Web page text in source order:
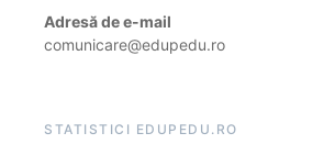
Adresă de e-mail
comunicare@edupedu.ro
STATISTICI EDUPEDU.RO